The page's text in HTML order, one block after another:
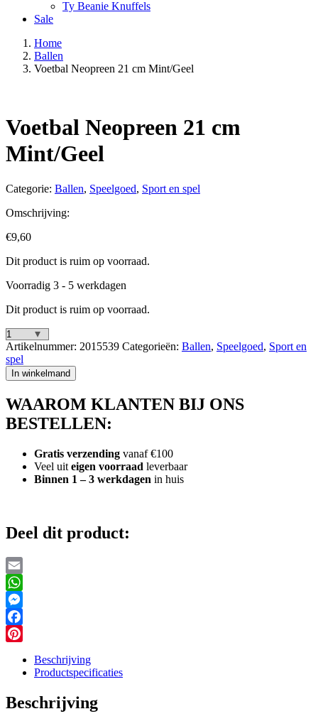
Ty Beanie Knuffels
Sale
Home
Ballen
Voetbal Neopreen 21 cm Mint/Geel
Voetbal Neopreen 21 cm
Mint/Geel
Categorie: Ballen, Speelgoed, Sport en spel
Omschrijving:
€9,60
Dit product is ruim op voorraad.
Voorradig 3 - 5 werkdagen
Dit product is ruim op voorraad.
Voetbal
Neopreen
21
cm
aantal
Artikelnummer: 2015539 Categorieën: Ballen, Speelgoed, Sport en
spel
In winkelmand
WAAROM KLANTEN BIJ ONS
BESTELLEN:
Gratis verzending vanaf €100
Veel uit eigen voorraad leverbaar
Binnen 1 – 3 werkdagen in huis
Deel dit product:
Email
WhatsApp
Messenger
Facebook
Beschrijving
Productspecificaties
Beschrijving